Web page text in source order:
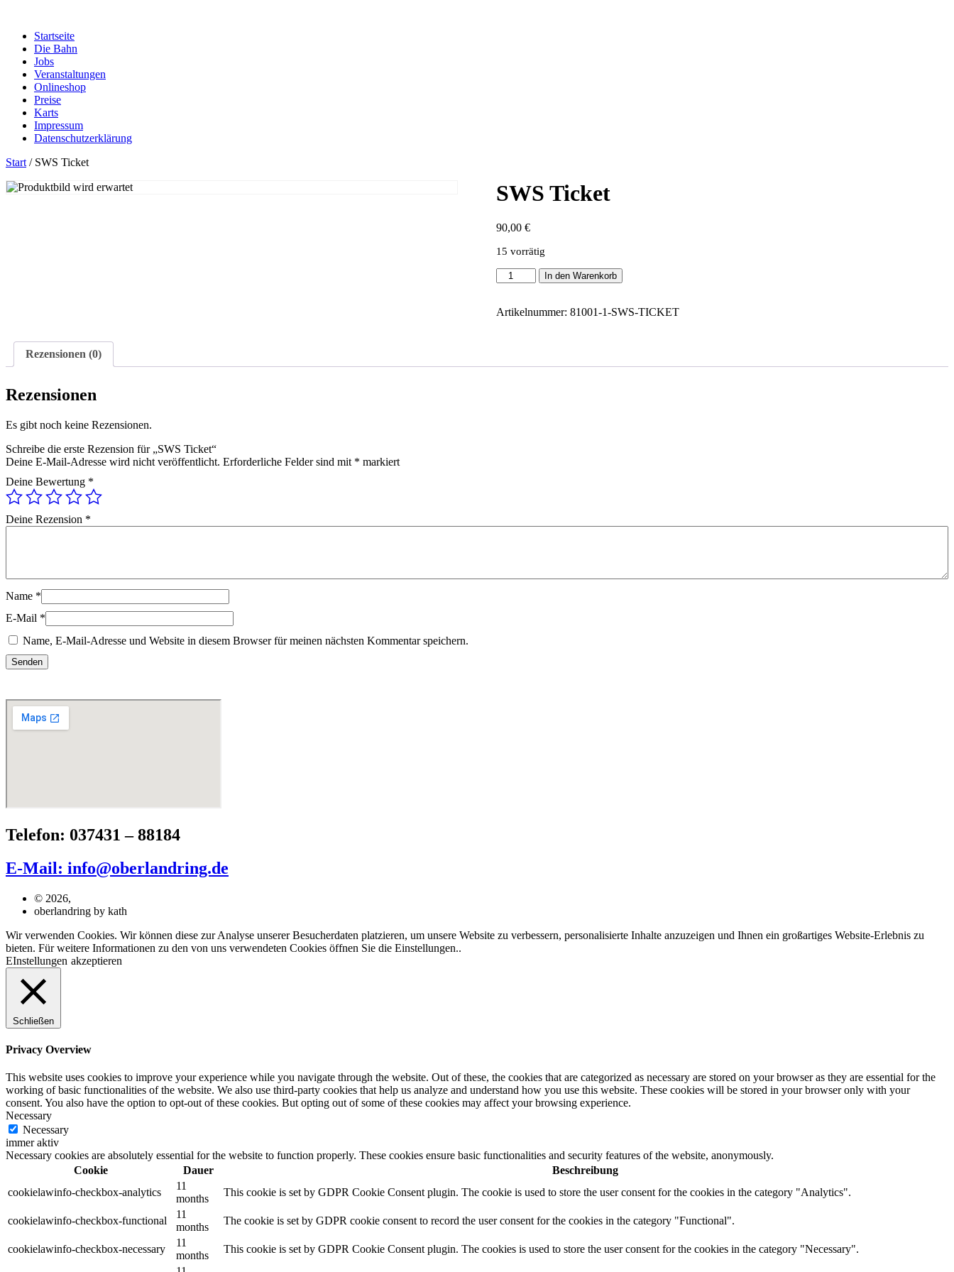
springenStartseite
Die Bahn
Jobs
Veranstaltungen
Onlineshop
Preise
Karts
Impressum
Datenschutzerklärung
Start / SWS Ticket
SWS Ticket
90,00 €
15 vorrätig
SWS
Ticket
In den Warenkorb
Artikelnummer: 81001-1-SWS-TICKET
Rezensionen (0)
Rezensionen
Es gibt noch keine Rezensionen.
Schreibe die erste Rezension für „SWS Ticket“
Deine E-Mail-Adresse wird nicht veröffentlicht. Erforderliche Felder sind mit * markiert
Deine Bewertung *
Deine Rezension *
Name *
E-Mail *
Name, E-Mail-Adresse und Website in diesem Browser für meinen nächsten Kommentar speichern.
Telefon: 037431 – 88184
E-Mail: info@oberlandring.de
© 2026,
oberlandring by kath
Wir verwenden Cookies. Wir können diese zur Analyse unserer Besucherdaten platzieren, um unsere Website zu verbessern, personalisierte Inhalte anzuzeigen und Ihnen ein großartiges Website-Erlebnis zu
bieten. Für weitere Informationen zu den von uns verwendeten Cookies öffnen Sie die Einstellungen..
EInstellungen akzeptieren
Schließen
Privacy Overview
This website uses cookies to improve your experience while you navigate through the website. Out of these, the cookies that are categorized as necessary are stored on your browser as they are essential for the
working of basic functionalities of the website. We also use third-party cookies that help us analyze and understand how you use this website. These cookies will be stored in your browser only with your
consent. You also have the option to opt-out of these cookies. But opting out of some of these cookies may affect your browsing experience.
Necessary
Necessary
immer aktiv
Necessary cookies are absolutely essential for the website to function properly. These cookies ensure basic functionalities and security features of the website, anonymously.
Cookie
Dauer
Beschreibung
cookielawinfo-checkbox-analytics
11
months
This cookie is set by GDPR Cookie Consent plugin. The cookie is used to store the user consent for the cookies in the category "Analytics".
cookielawinfo-checkbox-functional
11
months
The cookie is set by GDPR cookie consent to record the user consent for the cookies in the category "Functional".
cookielawinfo-checkbox-necessary
11
months
This cookie is set by GDPR Cookie Consent plugin. The cookies is used to store the user consent for the cookies in the category "Necessary".